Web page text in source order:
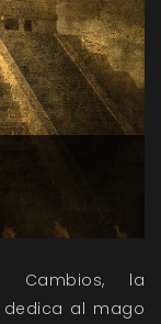
Cambios, la
dedica al mago